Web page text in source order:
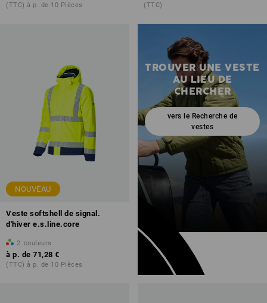
(TTC) à p. de 10 Pièces (TTC)
NOUVEAU
Veste softshell de signal.
d'hiver e.s.line.core
2 couleurs
à p. de 71,28 €
(TTC) à p. de 10 Pièces
TROUVER UNE VESTE
AU LIEU DE
CHERCHER
vers le Recherche de
vestes